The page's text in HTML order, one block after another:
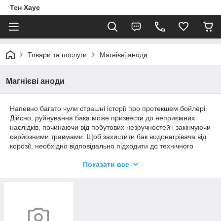
Тен Хаус
Товари та послуги Магнієві аноди
Магнієві аноди
Напевно багато чули страшні історії про протекшем бойлері.
Дійсно, руйнування бака може призвести до неприємних
наслідків, починаючи від побутових незручностей і закінчуючи
серйозними травмами. Щоб захистити бак водонагрівача від
корозії, необхідно відповідально підходити до технічного
форм і розмірів. Звертайтеся.
Показати все